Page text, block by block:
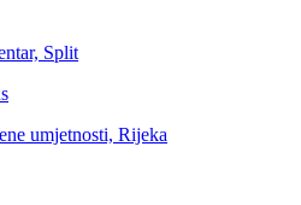
Split
umjetnosti, Rijeka